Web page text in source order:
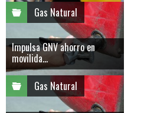
Gas Natural
Impulsa GNV ahorro en
movilida...
Gas Natural